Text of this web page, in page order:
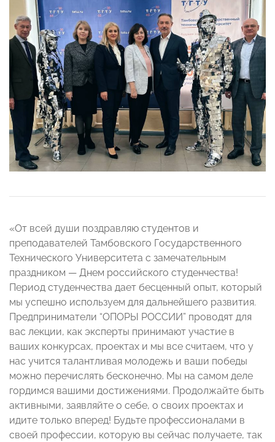
«От всей души поздравляю студентов и
преподавателей Тамбовского Государственного
Технического Университета с замечательным
праздником — Днем российского студенчества!
Период студенчества дает бесценный опыт, который
мы успешно используем для дальнейшего развития.
Предприниматели “ОПОРЫ РОССИИ” проводят для
вас лекции, как эксперты принимают участие в
ваших конкурсах, проектах и мы все считаем, что у
нас учится талантливая молодежь и ваши победы
можно перечислять бесконечно. Мы на самом деле
гордимся вашими достижениями. Продолжайте быть
активными, заявляйте о себе, о своих проектах и
идите только вперед! Будьте профессионалами в
своей профессии, которую вы сейчас получаете, так